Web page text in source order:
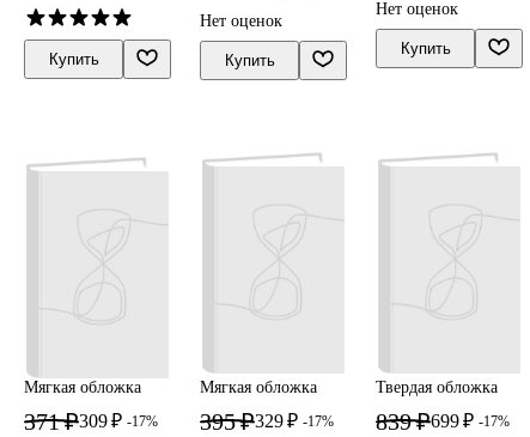
10 вариантов.
Подробные
критерии
Купить
Задачник.
Учебное пособие.
ФГОС 2021
Сергей Муравьёв,
Юрий Панебратцев
Нет оценок
Купить
проверочной
работе
Нет оценок
Купить
Мягкая обложка
371 ₽309 ₽ -17%
Мягкая обложка
395 ₽329 ₽ -17%
Твердая обложка
839 ₽699 ₽ -17%